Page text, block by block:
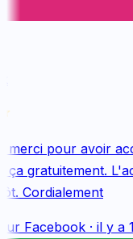
pour avoir
gratuitement.
Cordialement
Facebook· il y a 1